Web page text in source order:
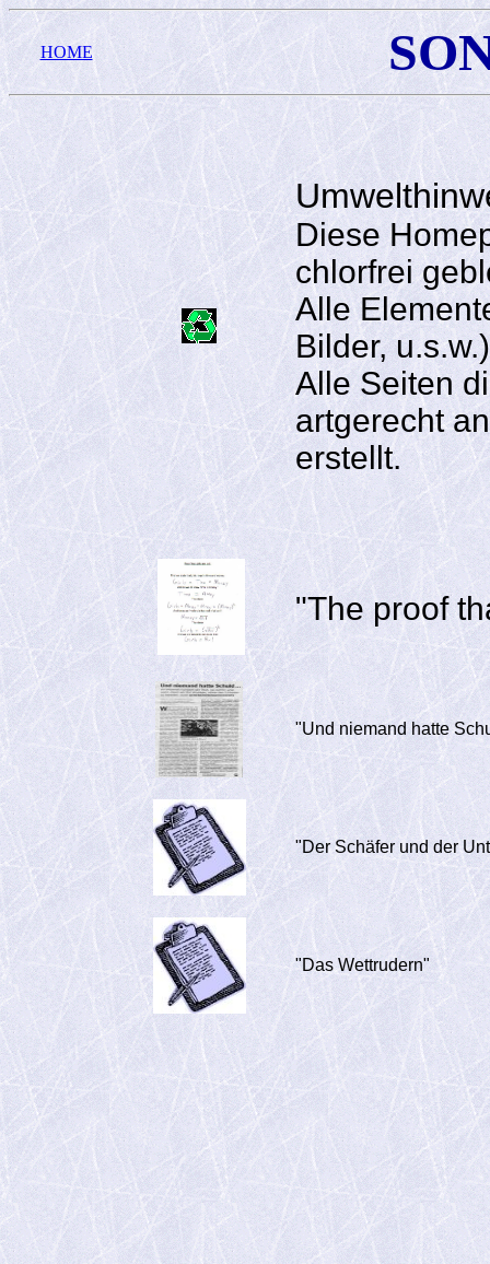
HOME
Diese
chlorfrei
Alle
Bilder,
Alle Seiten
artgerecht
erstellt.
"The proof
"Und niemand hatte
"Der Schäfer und der
"Das Wettrudern"